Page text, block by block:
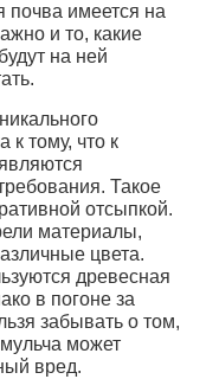
почва имеется на
и то, какие
на ней
к тому, что к
Такое
отсыпкой.
материалы,
цвета.
древесная
в погоне за
забывать о том,
может
вред.